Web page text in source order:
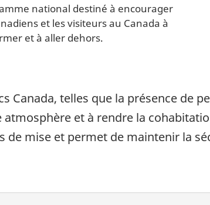
national destiné à encourager
et les visiteurs au Canada à
et à aller dehors.
Canada, telles que la présence de
et à rendre la
mise et permet de maintenir la